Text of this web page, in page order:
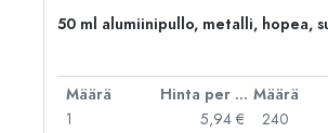
50 ml alumiinipullo, metalli, hopea,
Määrä Hinta per kpl Määrä
1
5,94 €
240